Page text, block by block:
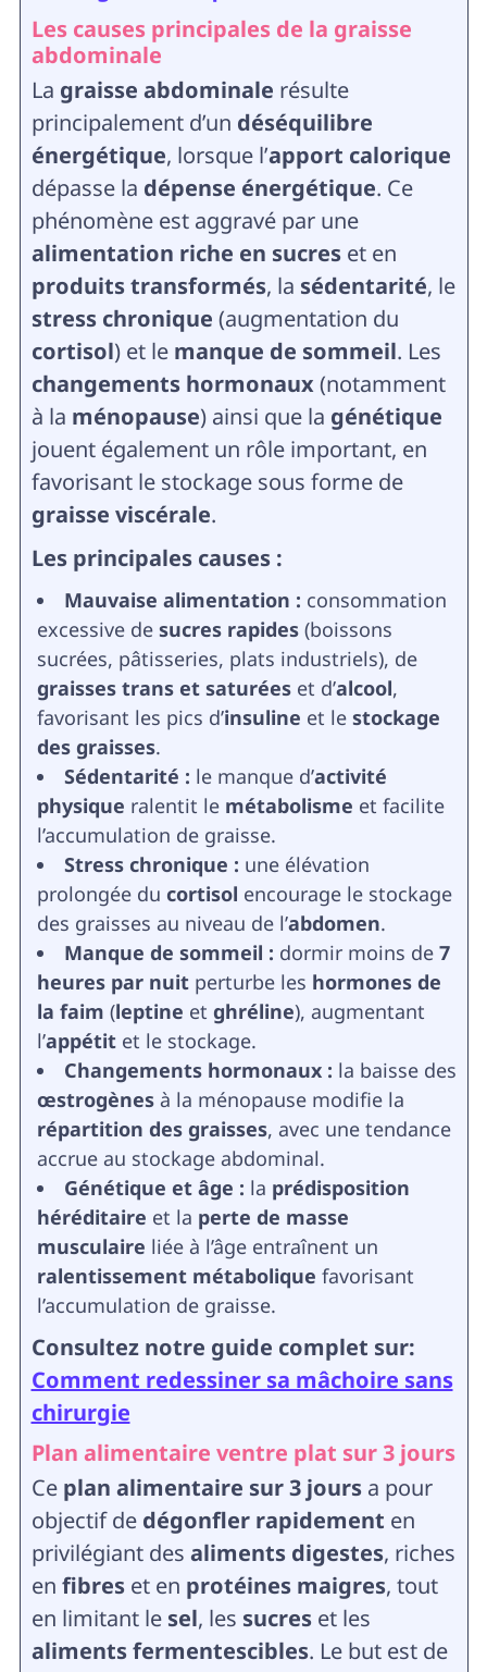
Les causes principales de la graisse
abdominale
La graisse abdominale résulte
principalement d’un déséquilibre
énergétique, lorsque l’apport calorique
dépasse la dépense énergétique. Ce
phénomène est aggravé par une
alimentation riche en sucreset en
produits transformés, la sédentarité, le
stress chronique (augmentation du
cortisol) et le manque de sommeil. Les
changements hormonaux(notamment
à la ménopause) ainsi que la génétique
jouent également un rôle important, en
favorisant le stockage sous forme de
graisse viscérale.
Les principales causes :
Mauvaise alimentation : consommation
excessive de sucres rapides(boissons
sucrées, pâtisseries, plats industriels), de
graisses trans et saturéeset d’alcool,
favorisant les pics d’insuline et le stockage
des graisses.
Sédentarité : le manque d’activité
physique ralentit le métabolisme et facilite
l’accumulation de graisse.
Stress chronique : une élévation
prolongée du cortisol encourage le stockage
des graisses au niveau de l’abdomen.
Manque de sommeil : dormir moins de 7
heures par nuitperturbe les hormones de
la faim (leptine et ghréline), augmentant
l’appétitet le stockage.
Changements hormonaux : la baisse des
œstrogènesà la ménopause modifie la
répartition des graisses, avec une tendance
accrue au stockage abdominal.
Génétique et âge : la prédisposition
héréditaire et la perte de masse
musculaire liée à l’âge entraînent un
ralentissement métabolique favorisant
l’accumulation de graisse.
Consultez notre guide complet sur:
Comment redessiner sa mâchoire sans
chirurgie
Plan alimentaire ventre plat sur 3 jours
Ce plan alimentaire sur 3 joursa pour
objectif de dégonfler rapidement en
privilégiant des aliments digestes, riches
en fibreset en protéines maigres, tout
en limitant le sel, les sucreset les
aliments fermentescibles. Le but est de